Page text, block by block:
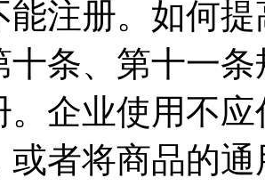
能注册。如何
十条、第十一
。企业使用不
或者将商品的